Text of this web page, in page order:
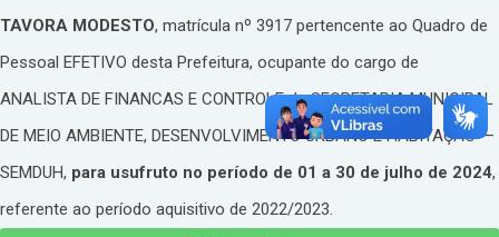
TAVORA MODESTO, matrícula nº 3917 pertencente ao Quadro de
Pessoal EFETIVO desta Prefeitura, ocupante do cargo de
ANALISTA DE FINANCAS E CONTROLE da SECRETARIA MUNICIPAL
DE MEIO AMBIENTE, DESENVOLVIMENTO URBANO E HABITAÇÃO –
SEMDUH, para usufruto no período de 01 a 30 de julho de 2024,
referente ao período aquisitivo de 2022/2023.